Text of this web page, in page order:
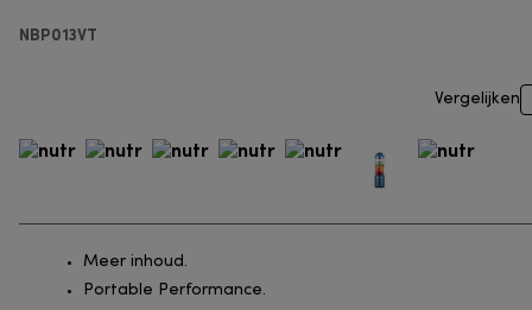
NBP013VT
Vergelijken
Meer inhoud.
Portable Performance.